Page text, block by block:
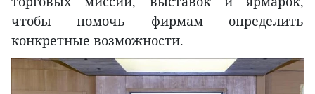
чтобы помочь фирмам определить
конкретные возможности.